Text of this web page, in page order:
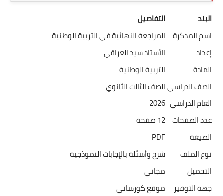
البند
التفاصيل
اسم المذكرة المراجعة النهائية في التربية الوطنية
إعداد
الأستاذ سيد العراقي
المادة
التربية الوطنية
الصف الدراسيالصف الثالث الثانوي
العام الدراسي 2026
عدد الصفحات 12 صفحة
الصيغة
PDF
نوع الملف
شرح وأسئلة بالإجابات النموذجية
التحميل
مجاني
جهة التوفير
موقع كورساتي